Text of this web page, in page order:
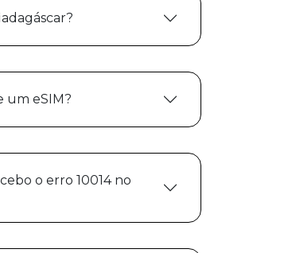
um eSIM?
o erro 10014 no